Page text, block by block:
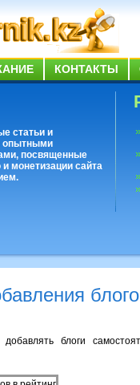
КОНТАКТЫ
статьи и
опытными
посвященные
монетизации сайта
блоги